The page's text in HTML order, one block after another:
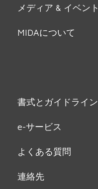
メディア & イベント
MIDAについて
書式とガイドライン
e-サービス
よくある質問
連絡先